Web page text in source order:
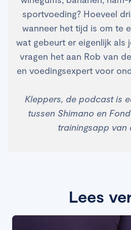
sportvoeding? Hoeveel
wanneer het tijd is om te
wat gebeurt er eigenlijk als
vragen het aan Rob van
en voedingsexpert voor
Kleppers, de podcast is
tussen Shimano en
trainingsapp van
Lees